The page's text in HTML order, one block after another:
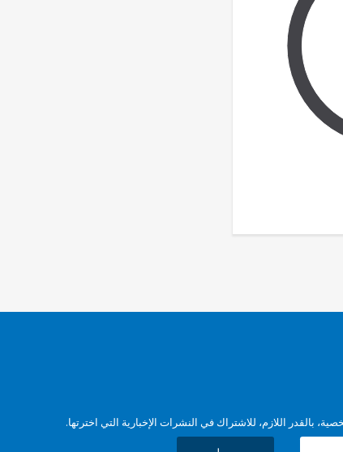
بالقدر اللازم، للاشتراك في النشرات الإخبارية التي اخترتها.